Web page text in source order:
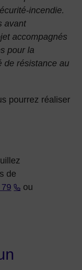
incendie.
avant
accompagnés
pour la
de résistance au
pourrez réaliser
de
ou